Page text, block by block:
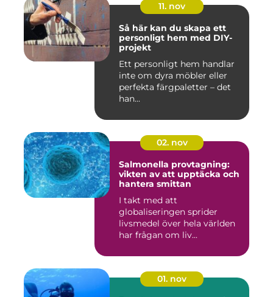
11. nov
Så här kan du skapa ett
personligt hem med DIY-
projekt
Ett personligt hem handlar
inte om dyra möbler eller
perfekta färgpaletter – det
han...
02. nov
Salmonella provtagning:
vikten av att upptäcka och
hantera smittan
I takt med att
globaliseringen sprider
livsmedel över hela världen
har frågan om liv...
01. nov